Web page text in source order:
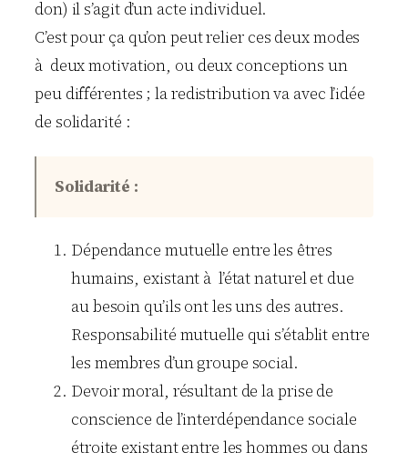
don) il s’agit d’un acte individuel.
C’est pour ça qu’on peut relier ces deux modes
à deux motivation, ou deux conceptions un
peu différentes ; la redistribution va avec l’idée
de solidarité :
Solidarité :
Dépendance mutuelle entre les êtres
humains, existant à l’état naturel et due
au besoin qu’ils ont les uns des autres.
Responsabilité mutuelle qui s’établit entre
les membres d’un groupe social.
Devoir moral, résultant de la prise de
conscience de l’interdépendance sociale
étroite existant entre les hommes ou dans